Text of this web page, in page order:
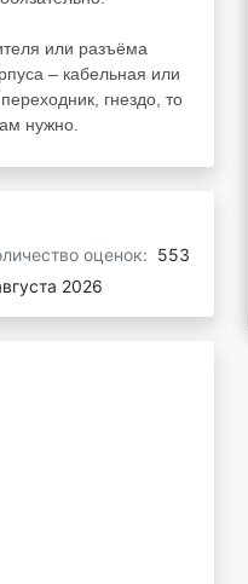
или разъёма
– кабельная или
гнездо, то
нужно.
оценок: 553
2026